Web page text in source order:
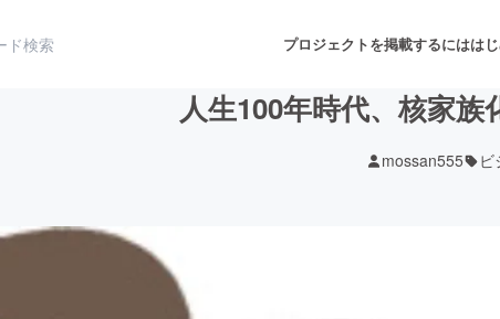
プロジェクトを掲載するにはは
写真
人生100年時代、核家
mossan555